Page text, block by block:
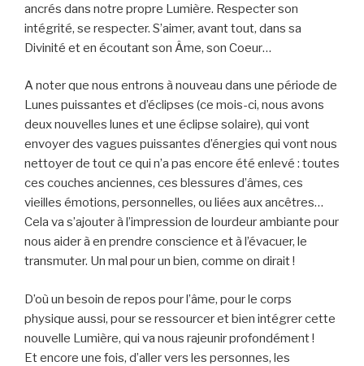
ancrés dans notre propre Lumière. Respecter son
intégrité, se respecter. S’aimer, avant tout, dans sa
Divinité et en écoutant son Âme, son Coeur…
A noter que nous entrons à nouveau dans une période de
Lunes puissantes et d’éclipses (ce mois-ci, nous avons
deux nouvelles lunes et une éclipse solaire), qui vont
envoyer des vagues puissantes d’énergies qui vont nous
nettoyer de tout ce qui n’a pas encore été enlevé : toutes
ces couches anciennes, ces blessures d’âmes, ces
vieilles émotions, personnelles, ou liées aux ancêtres…
Cela va s’ajouter à l’impression de lourdeur ambiante pour
nous aider à en prendre conscience et à l’évacuer, le
transmuter. Un mal pour un bien, comme on dirait !
D’où un besoin de repos pour l’âme, pour le corps
physique aussi, pour se ressourcer et bien intégrer cette
nouvelle Lumière, qui va nous rajeunir profondément !
Et encore une fois, d’aller vers les personnes, les